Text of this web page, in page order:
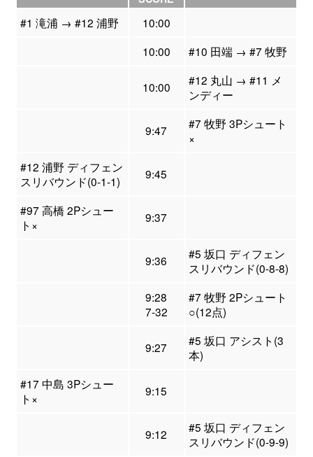
#1 滝浦 → #12 浦野
10:00
10:00
#10 田端 → #7 牧野
10:00
#12 丸山 → #11 メ
ンディー
9:47
#7 牧野 3Pシュート
×
#12 浦野 ディフェン
スリバウンド(0-1-1)
9:45
#97 高橋 2Pシュー
ト×
9:37
9:36
#5 坂口 ディフェン
スリバウンド(0-8-8)
9:28
7-32
#7 牧野 2Pシュート
○(12点)
9:27
#5 坂口 アシスト(3
本)
#17 中島 3Pシュー
ト×
9:15
9:12
#5 坂口 ディフェン
スリバウンド(0-9-9)